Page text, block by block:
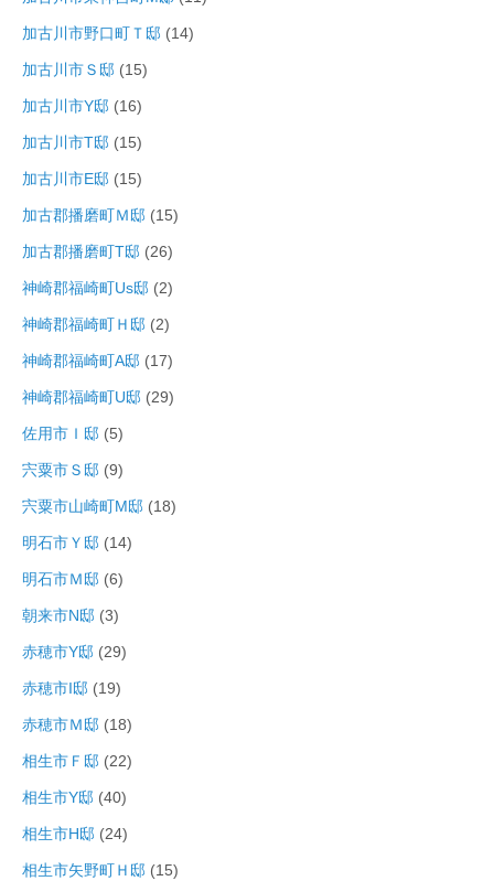
加古川市野口町Ｔ邸 (14)
加古川市Ｓ邸 (15)
加古川市Y邸 (16)
加古川市T邸 (15)
加古川市E邸 (15)
加古郡播磨町Ｍ邸 (15)
加古郡播磨町T邸 (26)
神崎郡福崎町Us邸 (2)
神崎郡福崎町Ｈ邸 (2)
神崎郡福崎町A邸 (17)
神崎郡福崎町U邸 (29)
佐用市Ｉ邸 (5)
宍粟市Ｓ邸 (9)
宍粟市山崎町M邸 (18)
明石市Ｙ邸 (14)
明石市Ｍ邸 (6)
朝来市N邸 (3)
赤穂市Y邸 (29)
赤穂市I邸 (19)
赤穂市Ｍ邸 (18)
相生市Ｆ邸 (22)
相生市Y邸 (40)
相生市H邸 (24)
相生市矢野町Ｈ邸 (15)